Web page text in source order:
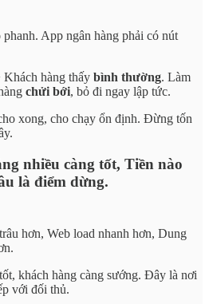
App ngân hàng phải có nút
Khách hàng thấy bình thường. Làm
chửi bới, bỏ đi ngay lập tức.
xong, cho chạy ổn định. Đừng tốn
nhiều càng tốt, Tiền nào
là điểm dừng.
hơn, Web load nhanh hơn, Dung
khách hàng càng sướng. Đây là nơi
với đối thủ.